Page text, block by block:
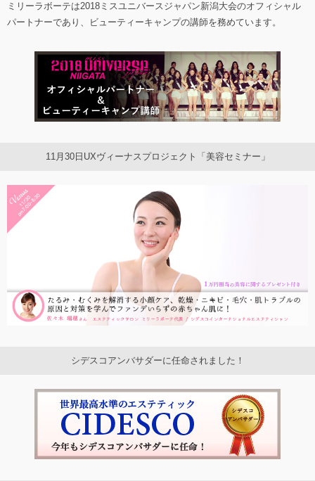
ミリーラボーテは2018ミスユニバースジャパン新潟大会のオフィシャル
パートナーであり、ビューティーキャンプの講師を務めています。
11月30日UXヴィーナスプロジェクト「美容セミナー」
シデスコアンバサダーに任命されました！